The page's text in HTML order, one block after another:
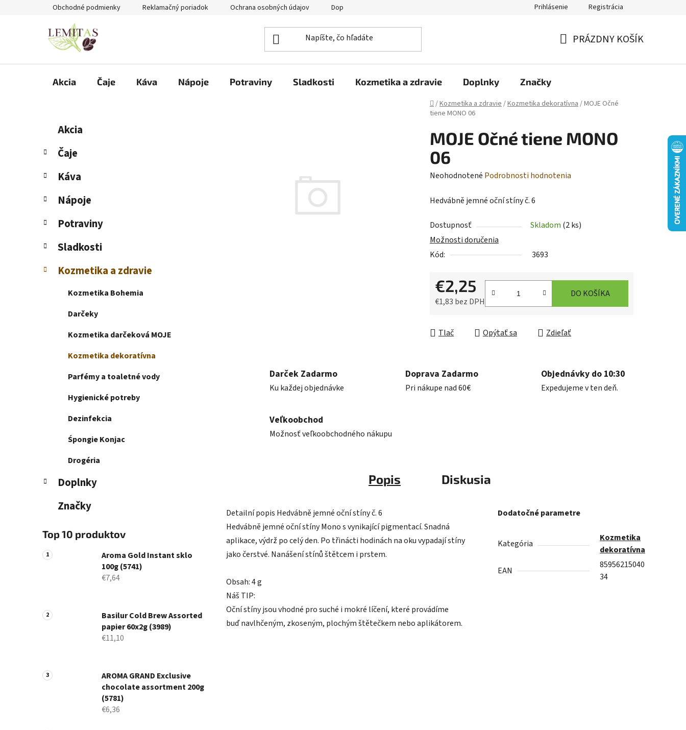
Obchodné podmienky Reklamačný poriadok Ochrana osobných údajov Doprava a platba Prihlásenie Registrácia
PRÁZDNY KOŠÍK
Akcia Čaje Káva Nápoje Potraviny Sladkosti Kozmetika a zdravie Doplnky Značky
Domov
/Kozmetika a zdravie/Kozmetika dekoratívna/MOJE Očné
tiene MONO 06
č
ý
a
n
l
Preskočiť
kategórie
e
ó
i
Akcia
Čaje
Káva
Nápoje
Potraviny
Sladkosti
Kozmetika a zdravie
Kozmetika Bohemia
Darčeky
Kozmetika darčeková MOJE
Kozmetika dekoratívna
Parfémy a toaletné vody
Hygienické potreby
Dezinfekcia
Śpongie Konjac
Drogéria
Doplnky
Značky
Top 10 produktov
Aroma Gold Instant sklo
100g (5741)
€7,64
Basilur Cold Brew Assorted
papier 60x2g (3989)
€11,10
AROMA GRAND Exclusive
chocolate assortment 200g
(5781)
€6,36
MOJE Očné tiene MONO
06
Priemerné
produktu
0,0
z
5
Neohodnotené Podrobnosti hodnotenia
Hedvábně jemné oční stíny č. 6
Dostupnosť Skladom (2 ks)
Možnosti doručenia
Kód:
3693
€2,25
€1,83 bez DPH
DO KOŠÍKA
Tlač Opýtať sa Zdieľať
Darček Zadarmo
Ku každej objednávke
Doprava Zadarmo
Pri nákupe nad 60€
Objednávky do 10:30
Expedujeme v ten deň.
Veľkoobchod
Možnosť veľkoobchodného nákupu
Popis Diskusia
Detailní popis Hedvábně jemné oční stíny č. 6
Hedvábně jemné oční stíny Mono s vynikající pigmentací. Snadná
aplikace, výdrž po celý den. Po třinácti hodinách na oku vypadají stíny
jako čerstvé. Nanášení stínů štětcem i prstem.
Obsah: 4 g
Náš TIP:
Oční stíny jsou vhodné pro suché i mokré líčení, které provádíme
buď navlhčeným, zkoseným, plochým štětečkem nebo aplikátorem.
Dodatočné parametre
Kategória
Kozmetika
dekoratívna
EAN
85956215040
34